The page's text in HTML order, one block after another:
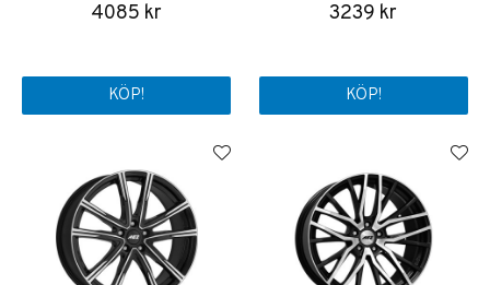
4085 kr
KÖP!
3239 kr
KÖP!